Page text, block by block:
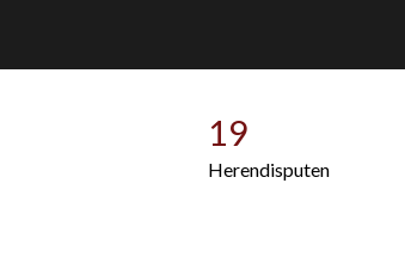
19
Herendisputen